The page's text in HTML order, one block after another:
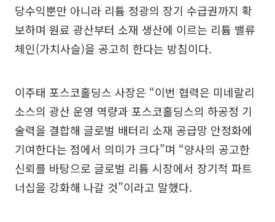
당수익뿐만 아니라 리튬 정광의 장기 수급권까지 확
보하며 원료 광산부터 소재 생산에 이르는 리튬 밸류
체인(가치사슬)을 공고히 한다는 방침이다.
이주태 포스코홀딩스 사장은 “이번 협력은 미네랄리
소스의 광산 운영 역량과 포스코홀딩스의 하공정 기
술력을 결합해 글로벌 배터리 소재 공급망 안정화에
기여한다는 점에서 의미가 크다”며 “양사의 공고한
신뢰를 바탕으로 글로벌 리튬 시장에서 장기적 파트
너십을 강화해 나갈 것”이라고 말했다.